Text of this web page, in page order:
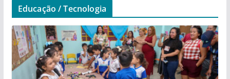
Educação / Tecnologia